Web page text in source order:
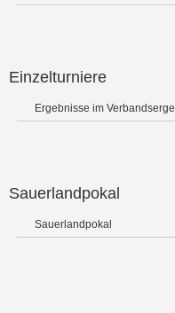
Einzelturniere
Ergebnisse im
Sauerlandpokal
Sauerlandpokal